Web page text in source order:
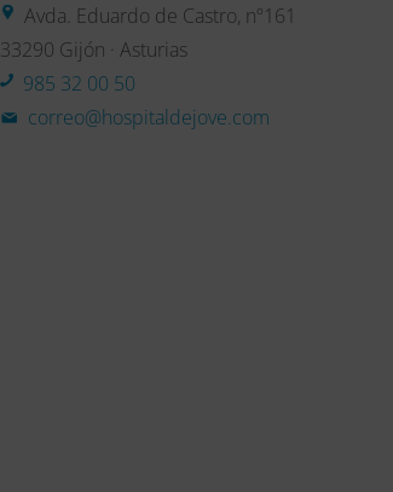
Avda. Eduardo de Castro, nº161
33290 Gijón · Asturias
985 32 00 50
correo@hospitaldejove.com